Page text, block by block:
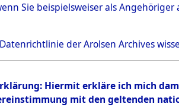
Sie beispielsweiser als
der Arolsen Archives
Hiermit erkläre ich mich
mit den geltenden